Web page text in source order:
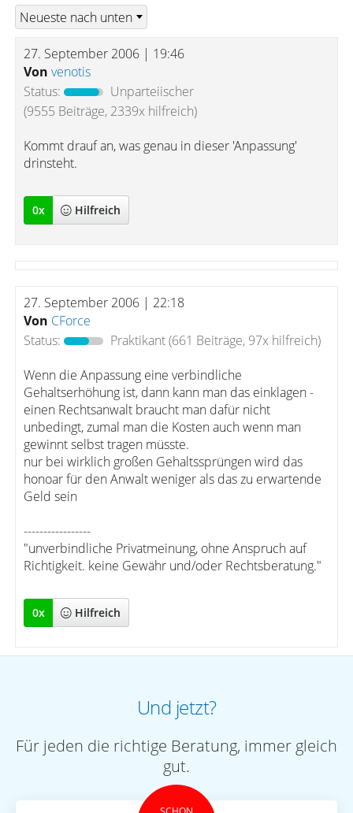
27. September 2006 | 19:46
Von venotis
Status:
Unparteiischer
(9555 Beiträge, 2339x hilfreich)
Kommt drauf an, was genau in dieser 'Anpassung'
drinsteht.
0x Hilfreich
27. September 2006 | 22:18
Von CForce
Status:
Praktikant(661 Beiträge, 97x hilfreich)
Wenn die Anpassung eine verbindliche
Gehaltserhöhung ist, dann kann man das einklagen -
einen Rechtsanwalt braucht man dafür nicht
unbedingt, zumal man die Kosten auch wenn man
gewinnt selbst tragen müsste.
nur bei wirklich großen Gehaltssprüngen wird das
honoar für den Anwalt weniger als das zu erwartende
Geld sein
-----------------
"unverbindliche Privatmeinung, ohne Anspruch auf
Richtigkeit. keine Gewähr und/oder Rechtsberatung."
0x Hilfreich
Und jetzt?
Für jeden die richtige Beratung, immer gleich
gut.